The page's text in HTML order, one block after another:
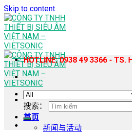
Skip to content
首页
新闻与活动
HOTLINE: 0938 49 3366 - TS.
搜索：